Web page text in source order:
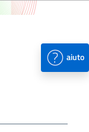
aiuto